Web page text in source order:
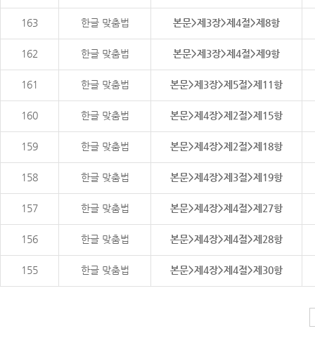
163 한글 맞춤법 본문>제3장>제4절>제8항
162 한글 맞춤법 본문>제3장>제4절>제9항
161 한글 맞춤법 본문>제3장>제5절>제11항
160 한글 맞춤법 본문>제4장>제2절>제15항
159 한글 맞춤법 본문>제4장>제2절>제18항
158 한글 맞춤법 본문>제4장>제3절>제19항
157 한글 맞춤법 본문>제4장>제4절>제27항
156 한글 맞춤법 본문>제4장>제4절>제28항
155 한글 맞춤법 본문>제4장>제4절>제30항